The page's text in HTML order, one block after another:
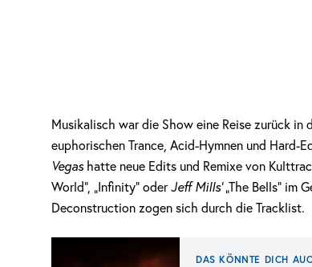
Musikalisch war die Show eine Reise zurück in
euphorischen Trance, Acid-Hymnen und Hard-
Vegashatte neue Edits und Remixe von
World“, „Infinity“ oderJeff Mills’„The Bells“ im
Deconstruction zogen sich durch die Tracklist.
DAS KÖNNTE DICH